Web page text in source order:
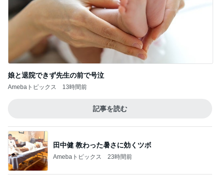
娘と退院できず先生の前で号泣
Amebaトピックス 13時間前
記事を読む
田中健 教わった暑さに効くツボ
Amebaトピックス 23時間前